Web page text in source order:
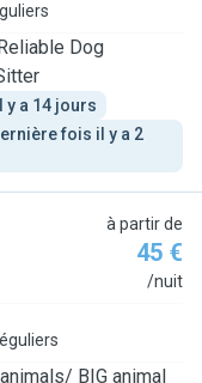
Dog
y a 14 jours
fois il y a 2
à partir de
45 €
/nuit
BIG animal